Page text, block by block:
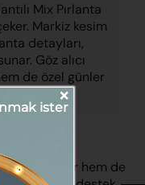
×
ister
Mix Pırlanta
Markiz kesim
detayları,
Göz alıcı
de özel günler
hem zor hem de